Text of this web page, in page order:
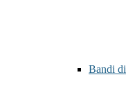
Bandi